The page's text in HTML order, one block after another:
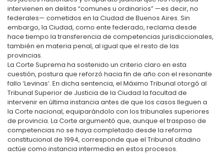
intervienen en delitos “comunes u ordinarios” —es decir, no
federales— cometidos en la Ciudad de Buenos Aires. Sin
embargo, la Ciudad, como ente federado, reclama desde
hace tiempo la transferencia de competencias jurisdiccionales,
también en materia penal, al igual que el resto de las
provincias.
La Corte Suprema ha sostenido un criterio claro en esta
cuestión, postura que reforzó hacia fin de año con el resonante
fallo ‘Levinas’. En dicha sentencia, el Máximo Tribunal otorgó al
Tribunal Superior de Justicia de la Ciudad la facultad de
intervenir en última instancia antes de que los casos lleguen a
la Corte nacional, equiparándolo con los tribunales superiores
de provincia. La Corte argumentó que, aunque el traspaso de
competencias no se haya completado desde la reforma
constitucional de 1994, corresponde que el Tribunal citadino
actúe como instancia intermedia en estos procesos.